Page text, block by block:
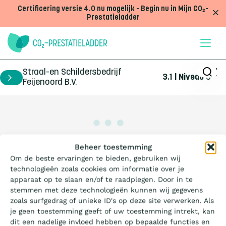
Beheer toestemming
Om de beste ervaringen te bieden, gebruiken wij
technologieën zoals cookies om informatie over je
apparaat op te slaan en/of te raadplegen. Door in te
stemmen met deze technologieën kunnen wij gegevens
zoals surfgedrag of unieke ID's op deze site verwerken. Als
je geen toestemming geeft of uw toestemming intrekt, kan
dit een nadelige invloed hebben op bepaalde functies en
Certificering versie 4.0 nu mogelijk - Begin nu in Mijn CO₂-
Prestatieladder
certificaathouder
Straal-en Schildersbedrijf
Feijenoord B.V.
3.1 | Niveau3
Wat is de Ladder?
Certificeren
Aanbesteden